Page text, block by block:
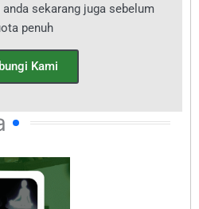
sekarang juga sebelum
penuh
Kami